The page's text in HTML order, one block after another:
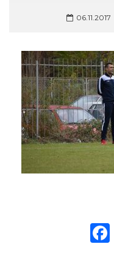
06.11.2017